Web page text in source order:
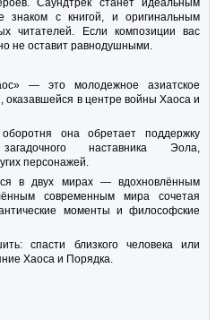
Саундтрек станет идеальным
знаком с книгой, и оригинальным
читателей. Если композиции вас
не оставит равнодушными.
— это молодежное азиатское
в центре войны Хаоса и
она обретает поддержку
наставника Эола,
персонажей.
в двух мирах — вдохновлённым
современным мира сочетая
моменты и философские
спасти близкого человека или
Хаоса и Порядка.